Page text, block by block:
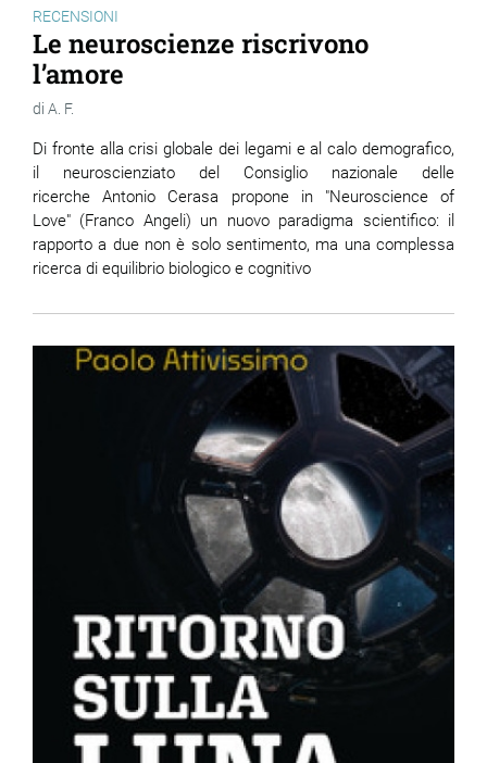
RECENSIONI
Le neuroscienze riscrivono
l’amore
A. F.
Di fronte alla crisi globale dei legami e al calo demografico,
il neuroscienziato del Consiglio nazionale delle
ricerche Antonio Cerasa propone in "Neuroscience of
Love" (Franco Angeli) un nuovo paradigma scientifico: il
rapporto a due non è solo sentimento, ma una complessa
ricerca di equilibrio biologico e cognitivo